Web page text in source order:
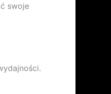
swoje